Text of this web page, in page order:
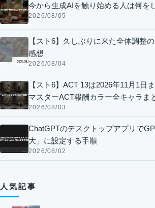
今から生成AIを触り始める人は何を
2026/08/05
【スト6】久しぶりに来た全体調整
感想
2026/08/04
【スト6】ACT 13は2026年11月1日
マスターACT報酬カラー全キャラま
2026/08/03
ChatGPTのデスクトップアプリで
大」に設定する手順
2026/08/02
人気記事